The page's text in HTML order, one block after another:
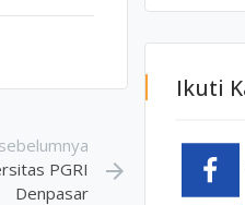
arrow_forward
PGRI
Denpasar
Ikuti